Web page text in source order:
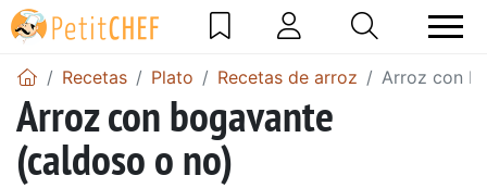
Recetas Plato Recetas de arroz Arroz con
Arroz con bogavante
(caldoso o no)